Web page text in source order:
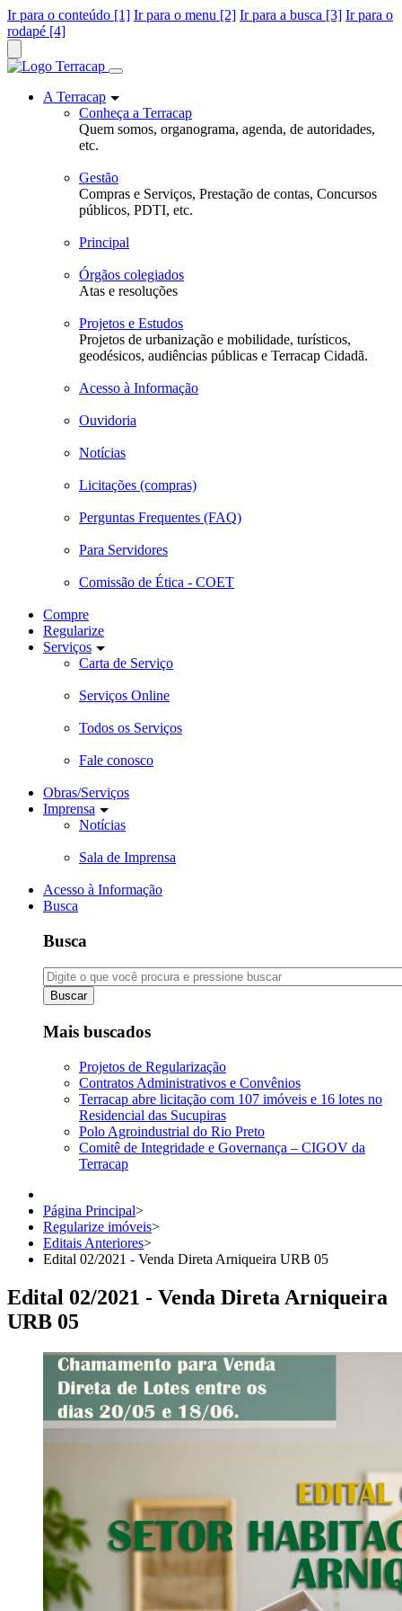
Ir para o conteúdo [1] Ir para o menu [2] Ir para a busca [3] Ir para o
rodapé [4]
A Terracap
Conheça a Terracap
Quem somos, organograma, agenda, de autoridades,
etc.
Gestão
Compras e Serviços, Prestação de contas, Concursos
públicos, PDTI, etc.
Principal
Órgãos colegiados
Atas e resoluções
Projetos e Estudos
Projetos de urbanização e mobilidade, turísticos,
geodésicos, audiências públicas e Terracap Cidadã.
Acesso à Informação
Ouvidoria
Notícias
Licitações (compras)
Perguntas Frequentes (FAQ)
Para Servidores
Comissão de Ética - COET
Compre
Regularize
Serviços
Carta de Serviço
Serviços Online
Todos os Serviços
Fale conosco
Obras/Serviços
Imprensa
Notícias
Sala de Imprensa
Acesso à Informação
Busca
Busca
Buscar
Mais buscados
Projetos de Regularização
Contratos Administrativos e Convênios
Terracap abre licitação com 107 imóveis e 16 lotes no
Residencial das Sucupiras
Polo Agroindustrial do Rio Preto
Comitê de Integridade e Governança – CIGOV da
Terracap
Página Principal>
Regularize imóveis>
Editais Anteriores>
Edital 02/2021 - Venda Direta Arniqueira URB 05
Edital 02/2021 - Venda Direta Arniqueira
URB 05